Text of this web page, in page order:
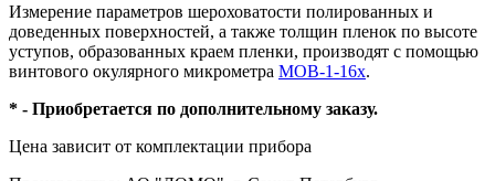
Измерение параметров шероховатости полированных и
доведенных поверхностей, а также толщин пленок по высоте
уступов, образованных краем пленки, производят с помощью
винтового окулярного микрометра МОВ-1-16х.
* - Приобретается по дополнительному заказу.
Цена зависит от комплектации прибора